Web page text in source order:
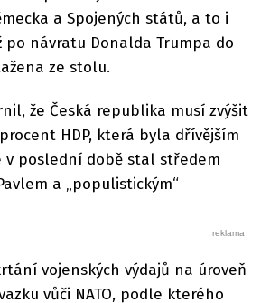
a Spojených států, a to i
návratu Donalda Trumpa do
ze stolu.
že Česká republika musí zvýšit
HDP, která byla dřívějším
v poslední době stal středem
a „populistickým“
vojenských výdajů na úroveň
vůči NATO, podle kterého